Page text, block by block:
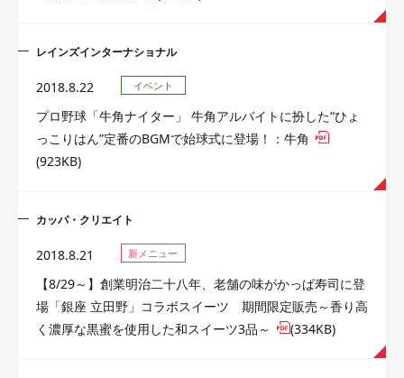
レインズインターナショナル
2018.8.22 イベント
プロ野球「牛角ナイター」 牛角アルバイトに扮した“ひょ
っこりはん”定番のBGMで始球式に登場！：牛角
(923KB)
カッパ・クリエイト
2018.8.21 新メニュー
【8/29～】創業明治二十八年、老舗の味がかっぱ寿司に登
場「銀座 立田野」コラボスイーツ 期間限定販売～香り高
く濃厚な黒蜜を使用した和スイーツ3品～
(334KB)